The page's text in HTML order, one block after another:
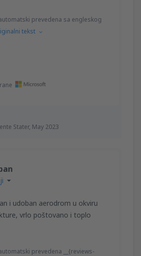
Stater, May 2023
prevedena sa engleskog
tekst
i udoban aerodrom u okviru
vrlo poštovano i toplo
prevedena __{reviews-